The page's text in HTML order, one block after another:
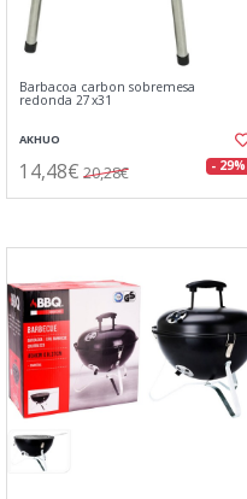
Barbacoa carbon sobremesa
redonda 27x31
AKHUO
14,48€ 20,28€ - 29%